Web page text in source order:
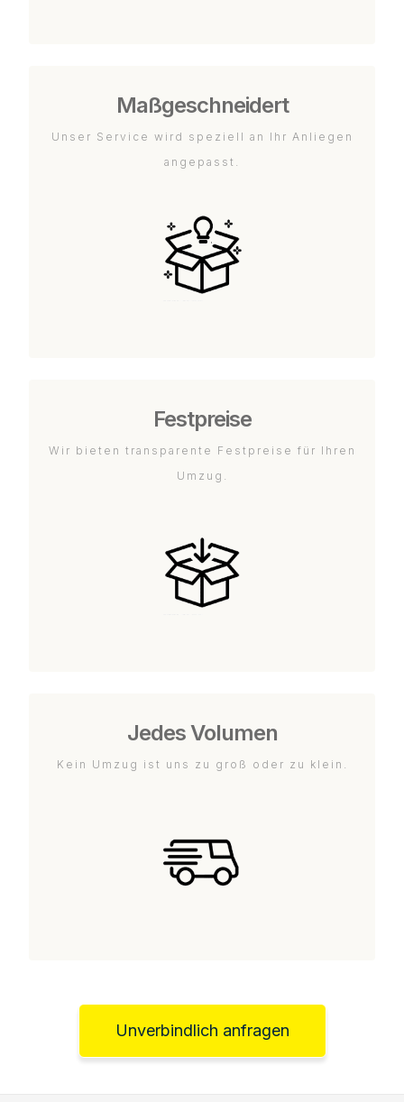
Maßgeschneidert
Unser Service wird speziell an Ihr Anliegen
angepasst.
Festpreise
Wir bieten transparente Festpreise für Ihren
Umzug.
Jedes Volumen
Kein Umzug ist uns zu groß oder zu klein.
Unverbindlich anfragen